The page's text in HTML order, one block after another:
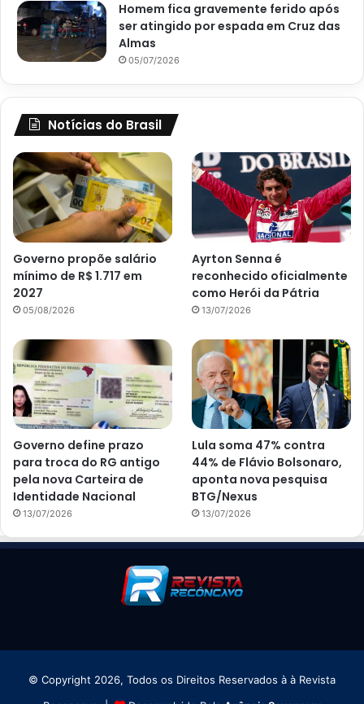
Homem fica gravemente ferido após
ser atingido por espada em Cruz das
Almas
05/07/2026
Notícias do Brasil
Governo propõe salário
mínimo de R$ 1.717 em
2027
05/08/2026
Ayrton Senna é
reconhecido oficialmente
como Herói da Pátria
13/07/2026
Governo define prazo
para troca do RG antigo
pela nova Carteira de
Identidade Nacional
13/07/2026
Lula soma 47% contra
44% de Flávio Bolsonaro,
aponta nova pesquisa
BTG/Nexus
13/07/2026
© Copyright 2026, Todos os Direitos Reservados à à Revista